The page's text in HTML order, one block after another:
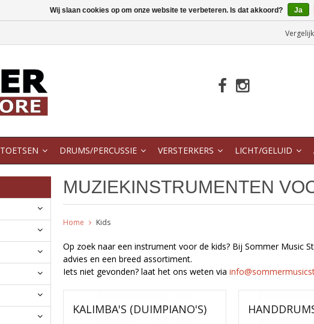
TOETSEN DRUMS/PERCUSSIE VERSTERKERS LICHT/GELUID
MUZIEKINSTRUMENTEN
Home Kids
Op zoek naar een instrument voor de kids? Bij Sommer Music
advies en een breed assortiment.
Iets niet gevonden? laat het ons weten via
KALIMBA'S (DUIMPIANO'S)
Wij slaan cookies op om onze website te verbeteren. Is dat akkoord? Ja